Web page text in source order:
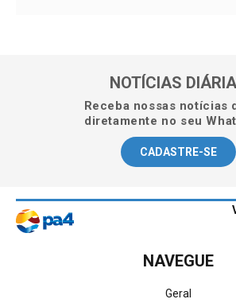
NOTÍCIAS
Receba nossas notícias
diretamente no seu
CADASTRE-SE
NAVEGUE
Geral